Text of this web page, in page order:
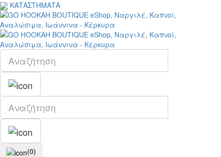
ΚΑΤΑΣΤΗΜΑΤΑ
(0)